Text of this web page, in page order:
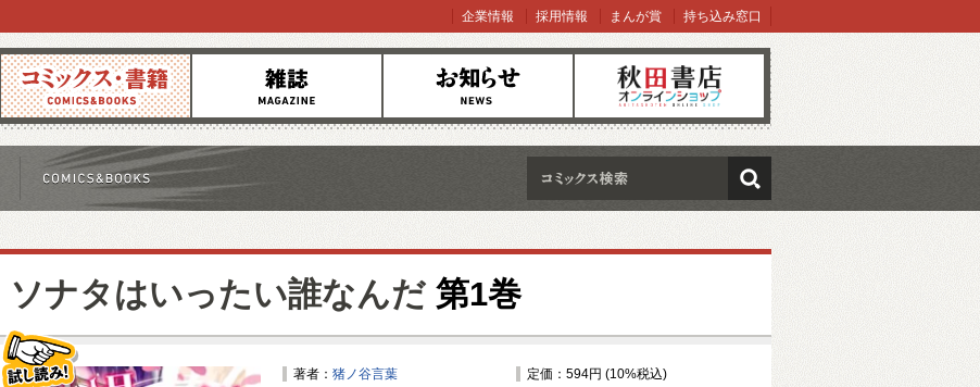
コミックス 雑誌 お知らせ オンラインショップ
企業情報 採用情報 まんが賞 持ち込み窓口
検索
ソナタはいったい誰なんだ 第1巻
著者： 猪ノ谷言葉
定価：594円 (10%税込)